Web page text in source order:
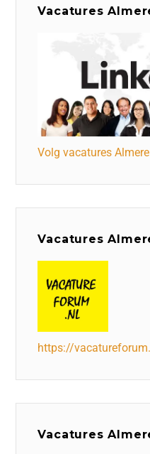
Vacatures
Volg vacatures
Vacatures
https://
Vacatures